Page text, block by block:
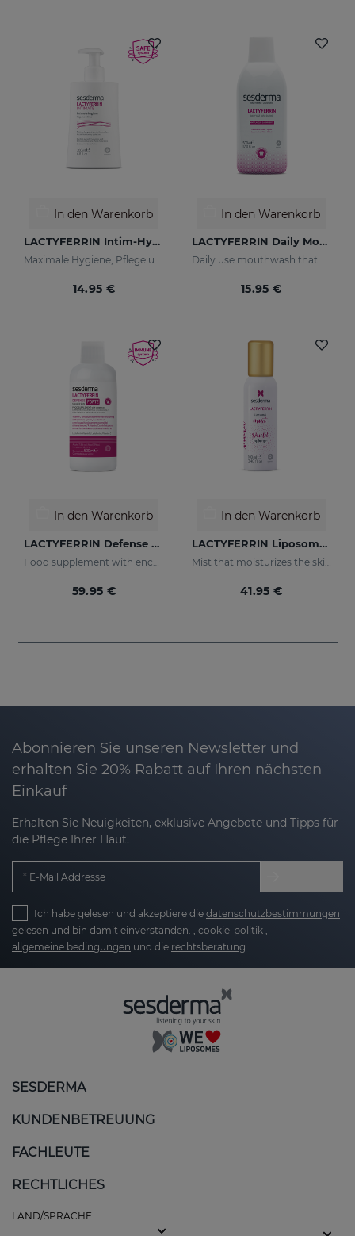
In den Warenkorb
LACTYFERRIN Intim-Hygiene-Gel 200 Ml
Maximale Hygiene, Pflege und Hydratation
14.95 €
In den Warenkorb
LACTYFERRIN Daily Mouthwash 500ml
Daily use mouthwash that keeps the oral cavity in optimal condition
15.95 €
In den Warenkorb
LACTYFERRIN Defense Forte 500ml
59.95 €
In den Warenkorb
LACTYFERRIN Liposomal Mist 100ml
41.95 €
Abonnieren Sie unseren Newsletter und
erhalten Sie 20% Rabatt auf Ihren nächsten
Einkauf
Erhalten Sie Neuigkeiten, exklusive Angebote und Tipps für
die Pflege Ihrer Haut.
E-Mail Addresse
Ich habe gelesen und akzeptiere die datenschutzbestimmungen
gelesen und bin damit einverstanden. , cookie-politik
allgemeine bedingungen und die rechtsberatung
SESDERMA
KUNDENBETREUUNG
FACHLEUTE
RECHTLICHES
LAND/SPRACHE